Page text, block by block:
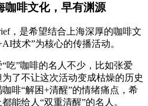
咖啡文化，早有渊源
，是希望结合上海深厚的咖啡文
技术”为核心的传播活动。
吃”咖啡的名人不少，比如张爱
了不让这次活动变成枯燥的历史
啡“解困+清醒”的情绪痛点，希
能给人“双重清醒”的名人。